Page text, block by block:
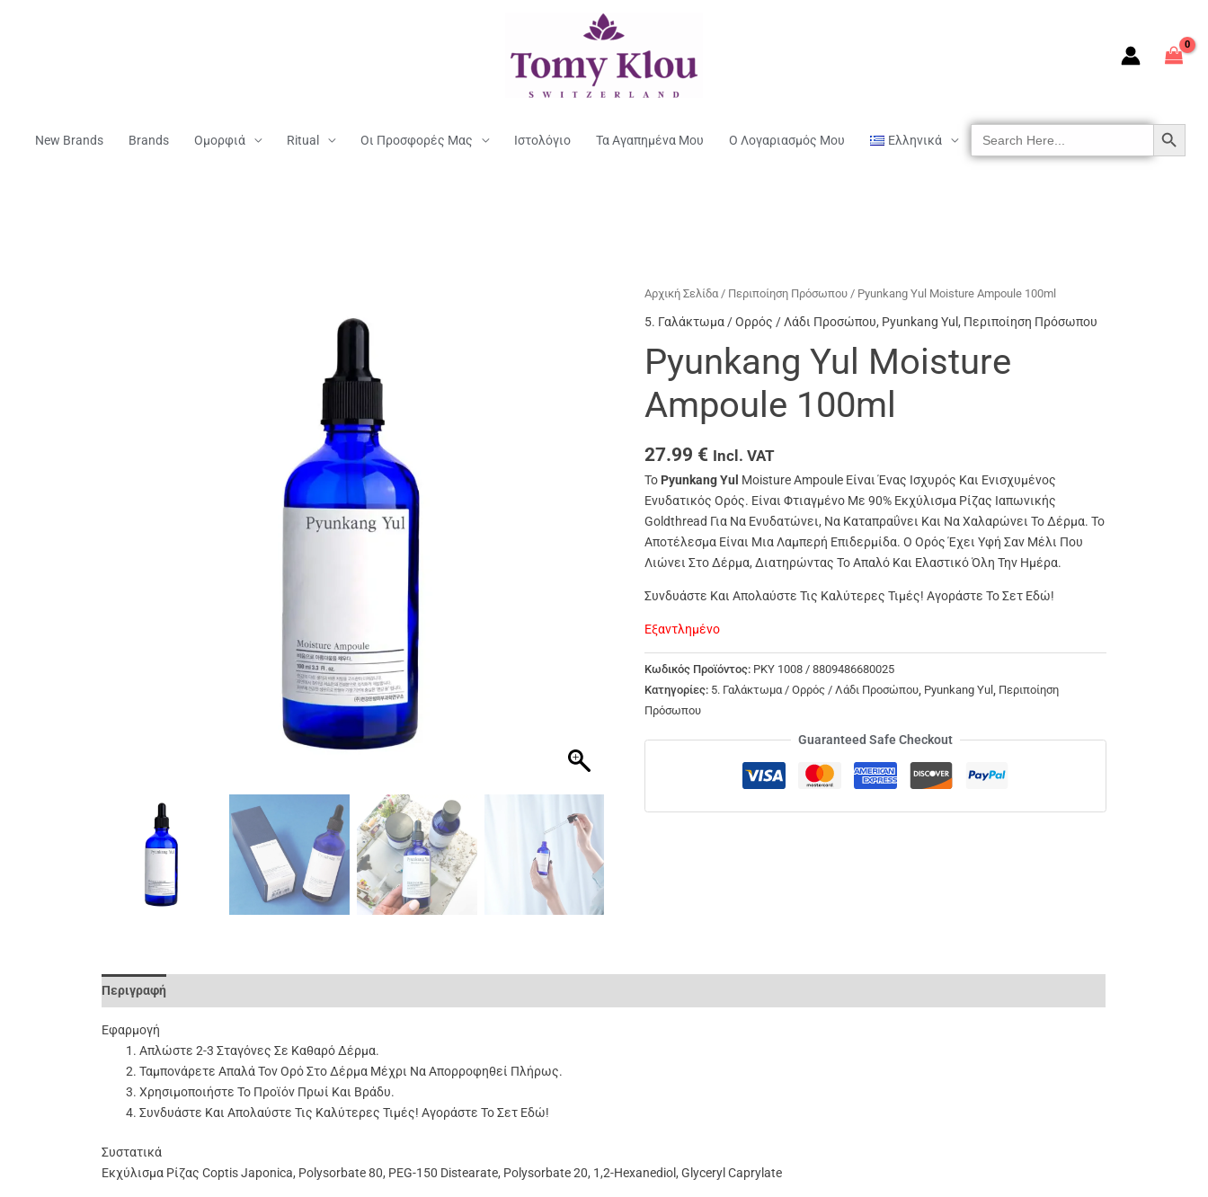
New Brands Brands Ομορφιά Ritual Οι Προσφορές Μας Ιστολόγιο Τα Αγαπημένα Μου Ο Λογαριασμός Μου Ελληνικά
Search
For:
SEARCH BUTTON
Αρχική Σελίδα/ Περιποίηση Πρόσωπου/ Pyunkang Yul Moisture Ampoule 100ml
5. Γαλάκτωμα / Ορρός / Λάδι Προσώπου, Pyunkang Yul , Περιποίηση Πρόσωπου
Pyunkang Yul Moisture
Ampoule 100ml
27.99 € Incl. VAT
Το Pyunkang Yul Moisture Ampoule Είναι Ένας Ισχυρός Και Ενισχυμένος
Ενυδατικός Ορός. Είναι Φτιαγμένο Με 90% Εκχύλισμα Ρίζας Ιαπωνικής
Goldthread Για Να Ενυδατώνει, Να Καταπραΰνει Και Να Χαλαρώνει Το Δέρμα. Το
Αποτέλεσμα Είναι Μια Λαμπερή Επιδερμίδα. Ο Ορός Έχει Υφή Σαν Μέλι Που
Λιώνει Στο Δέρμα, Διατηρώντας Το Απαλό Και Ελαστικό Όλη Την Ημέρα.
Συνδυάστε Και Απολαύστε Τις Καλύτερες Τιμές! Αγοράστε Το Σετ Εδώ!
Εξαντλημένο
Κωδικός Προϊόντος: PKY 1008 / 8809486680025
Κατηγορίες: 5. Γαλάκτωμα / Ορρός / Λάδι Προσώπου, Pyunkang Yul , Περιποίηση
Πρόσωπου
Guaranteed Safe Checkout
Περιγραφή
Εφαρμογή
Απλώστε 2-3 Σταγόνες Σε Καθαρό Δέρμα.
Ταμπονάρετε Απαλά Τον Ορό Στο Δέρμα Μέχρι Να Απορροφηθεί Πλήρως.
Χρησιμοποιήστε Το Προϊόν Πρωί Και Βράδυ.
Συνδυάστε Και Απολαύστε Τις Καλύτερες Τιμές! Αγοράστε Το Σετ Εδώ!
Συστατικά
Εκχύλισμα Ρίζας Coptis Japonica, Polysorbate 80, PEG-150 Distearate, Polysorbate 20, 1,2-Hexanediol, Glyceryl Caprylate